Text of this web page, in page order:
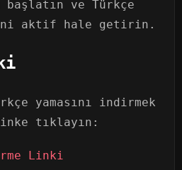
başlatın ve Türkçe
aktif hale getirin.
yamasını indirmek
tıklayın:
Linki